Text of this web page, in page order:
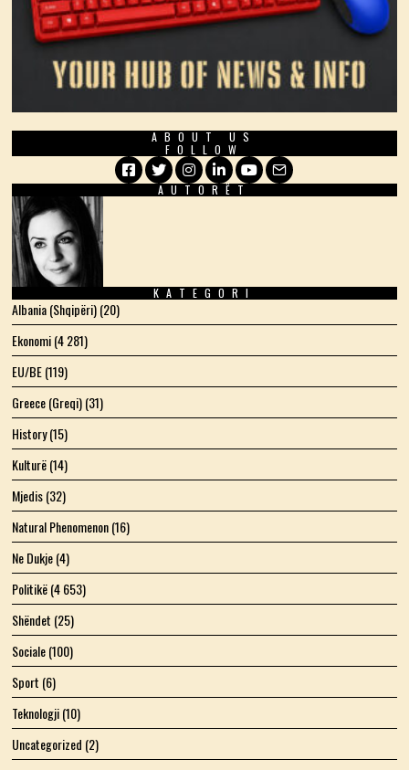
ABOUT US
FOLLOW
Facebook
TwitterInstagram
LinkedIn
YouTube
Email
AUTORËT
KATEGORI
Albania (Shqipëri)(20)
Ekonomi(4 281)
EU/BE(119)
Greece (Greqi)(31)
History(15)
Kulturë(14)
Mjedis(32)
Natural Phenomenon(16)
Ne Dukje(4)
Politikë(4 653)
Shëndet (25)
Sociale(100)
Sport (6)
Teknologji(10)
Uncategorized (2)